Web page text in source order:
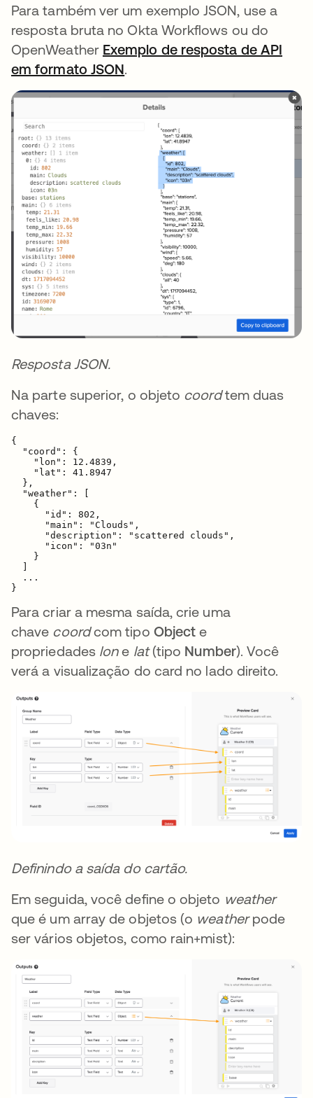
Para também ver um exemplo JSON, use a
resposta bruta no Okta Workflows ou do
OpenWeather Exemplo de resposta de API
em formato JSONabre em uma nova guia
.
Resposta JSON.
Na parte superior, o objeto coordtem duas
chaves:
{
  "coord": {
    "lon": 12.4839,
    "lat": 41.8947
  },
  "weather": [
    {
      "id": 802,
      "main": "Clouds",
      "description": "scattered clouds",
      "icon": "03n"
    }
  ...
}
Para criar a mesma saída, crie uma
chave coordcom tipo Object e
propriedades lone lat(tipo Number). Você
verá a visualização do card no lado direito.
Definindo a saída do cartão.
Em seguida, você define o objeto weather
que é um array de objetos (o weatherpode
ser vários objetos, como rain+mist):